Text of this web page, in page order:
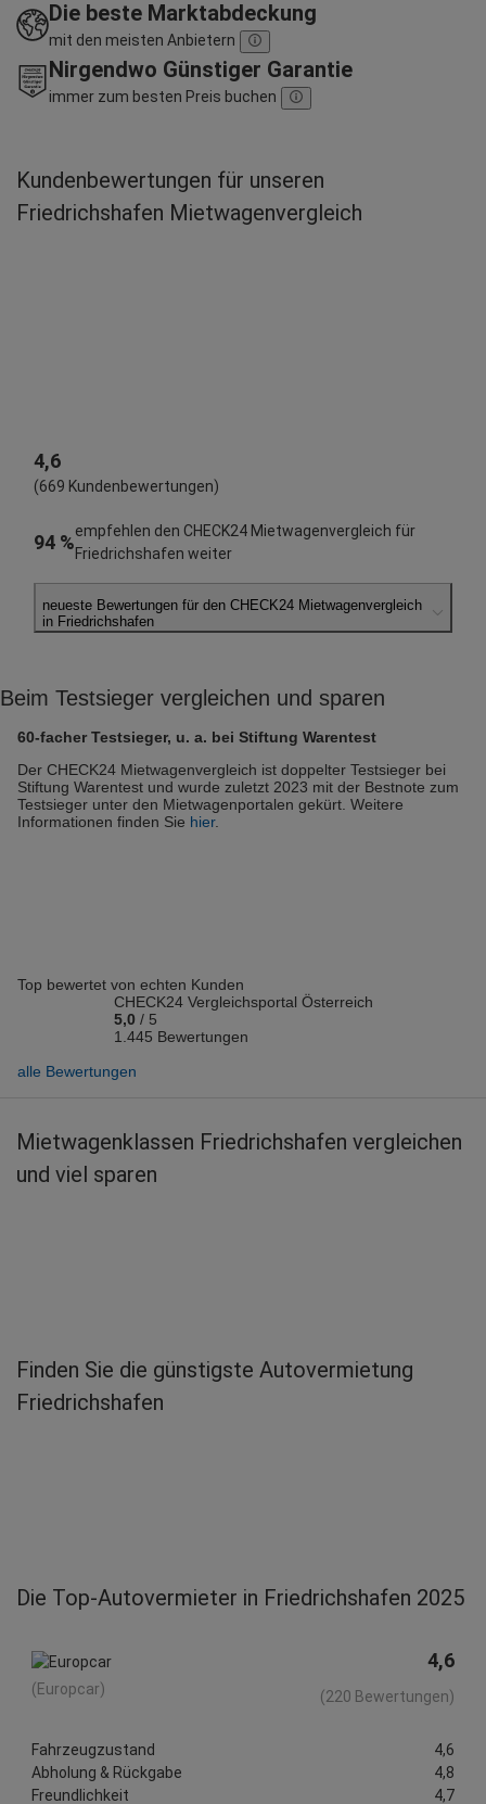
Die beste Marktabdeckung
mit den meisten Anbietern
Nirgendwo Günstiger Garantie
immer zum besten Preis buchen
Kundenbewertungen für unseren
Friedrichshafen Mietwagenvergleich
4,6
(669 Kundenbewertungen)
94 %
empfehlen den CHECK24 Mietwagenvergleich für
Friedrichshafen weiter
neueste Bewertungen für den CHECK24 Mietwagenvergleich
in Friedrichshafen
Abholort: Friedrichshafen
Peter S.
abgegeben am 20.09.2025
Abholort: Friedrichshafen
Eva P.
abgegeben am 13.06.2023
Abholort: Friedrichshafen Flughafen
Beim Testsieger vergleichen und sparen
60-facher Testsieger, u. a. bei Stiftung Warentest
Der CHECK24 Mietwagenvergleich ist doppelter Testsieger bei
Stiftung Warentest und wurde zuletzt 2023 mit der Bestnote zum
Testsieger unter den Mietwagenportalen gekürt. Weitere
Informationen finden Sie hier.
Top bewertet von echten Kunden
CHECK24 Vergleichsportal Österreich
5,0 / 5
1.445 Bewertungen
alle Bewertungen
Mietwagenklassen Friedrichshafen vergleichen
und viel sparen
Finden Sie die günstigste Autovermietung
Friedrichshafen
Die Top-Autovermieter in Friedrichshafen 2025
(Europcar)
4,6
(220 Bewertungen)
Fahrzeugzustand
4,6
Abholung & Rückgabe
4,8
Freundlichkeit
4,7